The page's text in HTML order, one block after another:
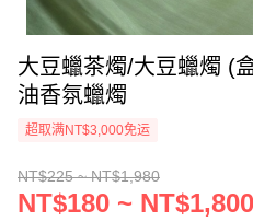
大豆蠟茶燭/大豆蠟燭 (
油香氛蠟燭
超取满NT$3,000免运
NT$225 ~ NT$1,980
NT$180 ~ NT$1,800